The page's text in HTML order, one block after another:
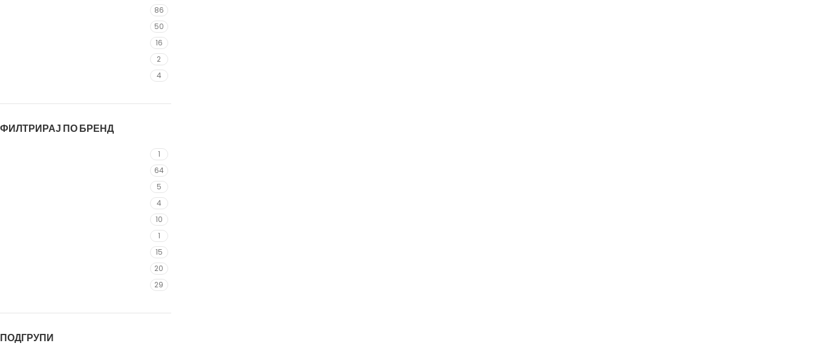
86
50
16
2
4
ФИЛТРИРАЈ ПО БРЕНД
1
64
5
4
10
1
15
20
29
ПОДГРУПИ